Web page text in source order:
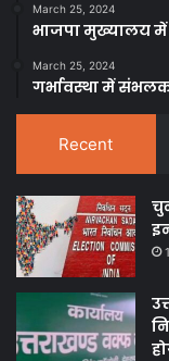
March 25, 2024
भाजपा मुख्यालय में
March 25, 2024
गर्भावस्था में
Recent